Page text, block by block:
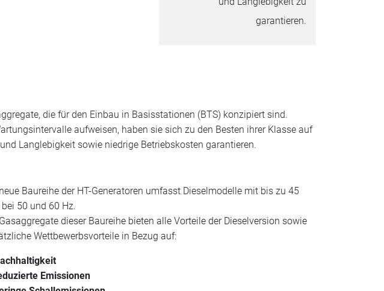
garantieren.
die für den Einbau in Basisstationen (BTS) konzipiert sind.
aufweisen, haben sie sich zu den Besten ihrer Klasse auf
Langlebigkeit sowie niedrige Betriebskosten garantieren.
Baureihe der HT-Generatoren umfasst Dieselmodelle mit bis zu 45
bei 50 und 60 Hz.
dieser Baureihe bieten alle Vorteile der Dieselversion sowie
Wettbewerbsvorteile in Bezug auf:
Emissionen